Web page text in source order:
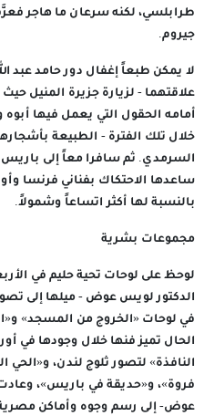
طرابلسي، لكنه سرعان ما هاجر
جيروم.
لا يمكن طبعاً إغفال دور حامد عبد
علاقتهما - لزيارة جزيرة المنيل
أمامه الحقول التي يعمل فيها
خلال تلك الفترة - الطبيعة
السرمدي. ثم سافرا معاً إلى باريس
ساعدها الاحتكاك بفناني فرنسا
بالنسبة لها أكثر اتساعاً وشمولاً.
مجموعات بشرية
لوحظ على لوحات تحية حليم في
الدكتور لويس عوض - ميلها إلى
في لوحات «الخروج من المسجد»
الحال تميز فنها خلال وجودها في
النافذة» لتصور ثلوج لندن، و«الحي
فروة»، و«حديقة في باريس»،
عوض- إلى رسم وجوه وأماكن